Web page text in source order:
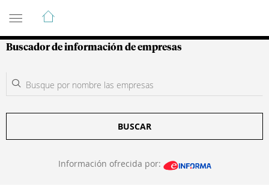
Guía de Empresas Colombianas
Buscador de información de empresas
BUSCAR
Información ofrecida por: